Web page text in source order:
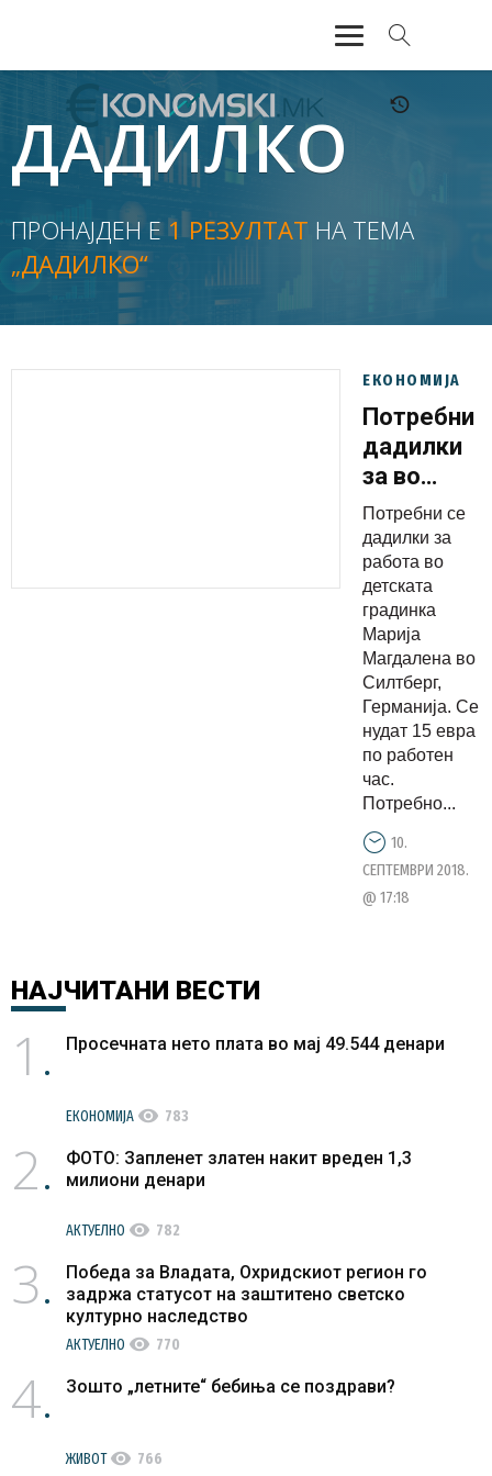
АКТУЕЛНО
ЕКОНОМИЈА
ФИНАНСИИ
БАНКАРСТВО
ЖИВОТ
ДАДИЛКО
ПРОНАЈДЕН Е1 РЕЗУЛТАТ НА ТЕМА
„ДАДИЛКО“
ЕКОНОМИЈА
Потребни
дадилки
за во
градинка
во
Германија
Потребни се
дадилки за
работа во
детската
градинка
Марија
Магдалена во
Силтберг,
Германија. Се
нудат 15 евра
по работен
час.
Потребно...
10.
СЕПТЕМВРИ 2018.
@ 17:18
НАЈЧИТАНИ ВЕСТИ
1 Просечната нето плата во мај 49.544 денари
ЕКОНОМИЈА visibility 783
2
ФОТО: Запленет златен накит вреден 1,3
милиони денари
АКТУЕЛНО visibility 782
3
Победа за Владата, Охридскиот регион го
задржа статусот на заштитено светско
културно наследство
АКТУЕЛНО visibility 770
4 Зошто „летните“ бебиња се поздрави?
ЖИВОТvisibility 766